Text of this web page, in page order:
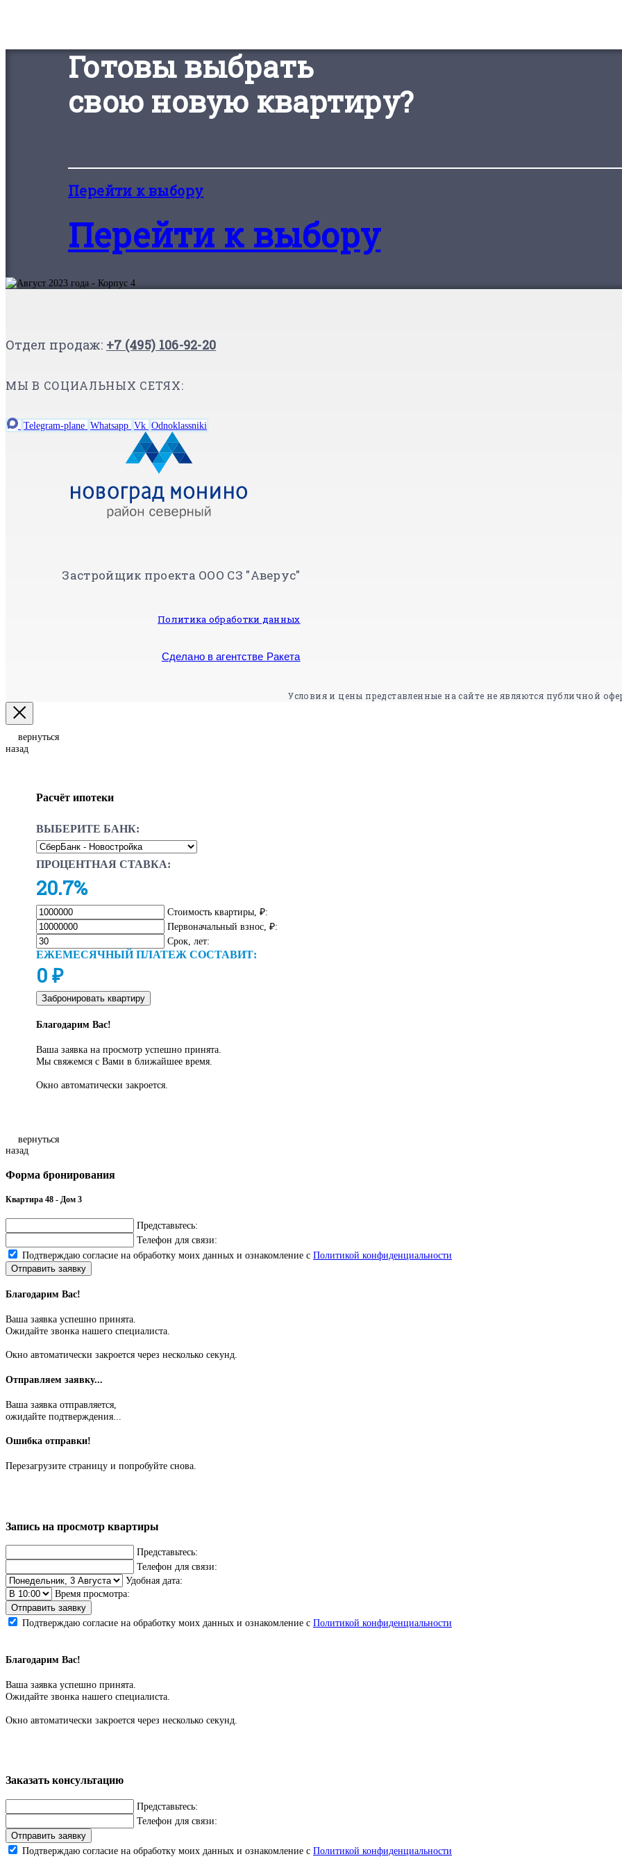
Готовы выбрать
свою новую квартиру?
Перейти к выбору
Перейти к выбору
Отдел продаж: +7 (495) 106-92-20
МЫ В СОЦИАЛЬНЫХ СЕТЯХ:
Telegram-plane Whatsapp Vk Odnoklassniki
Застройщик проекта ООО СЗ "Аверус"
Политика обработки данных
Сделано в агентстве Ракета
Условия и цены представленные на сайте не являются публичной
вернуться
назад
Расчёт ипотеки
ВЫБЕРИТЕ БАНК:
ПРОЦЕНТНАЯ СТАВКА:
20.7%
Стоимость квартиры, ₽:
Первоначальный взнос, ₽:
Срок, лет:
ЕЖЕМЕСЯЧНЫЙ ПЛАТЕЖ СОСТАВИТ:
0₽
Забронировать квартиру
Благодарим Вас!
Ваша заявка на просмотр успешно принята.
Мы свяжемся с Вами в ближайшее время.
Окно автоматически закроется.
вернуться
назад
Форма бронирования
Квартира 48 - Дом 3
Представьтесь:
Телефон для связи:
Подтверждаю согласие на обработку моих данных и ознакомление с Политикой конфиденциальности
Отправить заявку
Благодарим Вас!
Ваша заявка успешно принята.
Ожидайте звонка нашего специалиста.
Окно автоматически закроется через несколько секунд.
Отправляем заявку...
Ваша заявка отправляется,
ожидайте подтверждения...
Ошибка отправки!
Перезагрузите страницу и попробуйте снова.
Запись на просмотр квартиры
Представьтесь:
Телефон для связи:
Удобная дата:
Время просмотра:
Отправить заявку
Подтверждаю согласие на обработку моих данных и ознакомление с Политикой конфиденциальности
Благодарим Вас!
Ваша заявка успешно принята.
Ожидайте звонка нашего специалиста.
Окно автоматически закроется через несколько секунд.
Заказать консультацию
Представьтесь:
Телефон для связи:
Отправить заявку
Подтверждаю согласие на обработку моих данных и ознакомление с Политикой конфиденциальности